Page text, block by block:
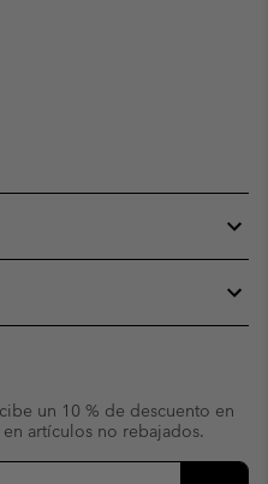
un 10 % de descuento en
artículos no rebajados.